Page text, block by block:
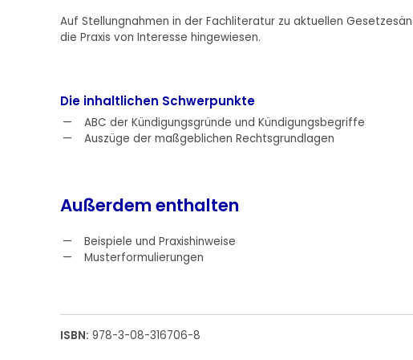
Auf Stellungnahmen in der Fachliteratur zu aktuellen
die Praxis von Interesse hingewiesen.
Die inhaltlichen Schwerpunkte
ABC der Kündigungsgründe und Kündigungsbegriffe
Auszüge der maßgeblichen Rechtsgrundlagen
Außerdem enthalten
Beispiele und Praxishinweise
Musterformulierungen
ISBN: 978-3-08-316706-8